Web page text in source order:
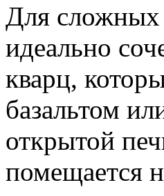
Для сложных
идеально
кварц,
базальтом
открытой
помещается